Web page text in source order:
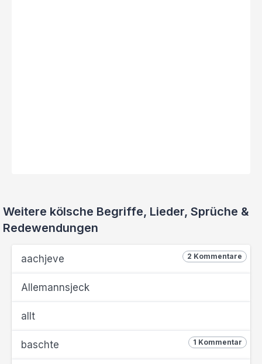
Weitere kölsche Begriffe, Lieder, Sprüche &
Redewendungen
2 Kommentare
aachjeve
Allemannsjeck
allt
1 Kommentar
baschte